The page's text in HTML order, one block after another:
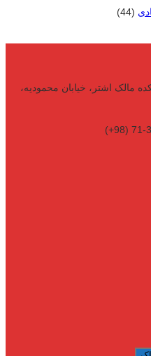
(44)
مالک اشتر، خیابان محمودیه،